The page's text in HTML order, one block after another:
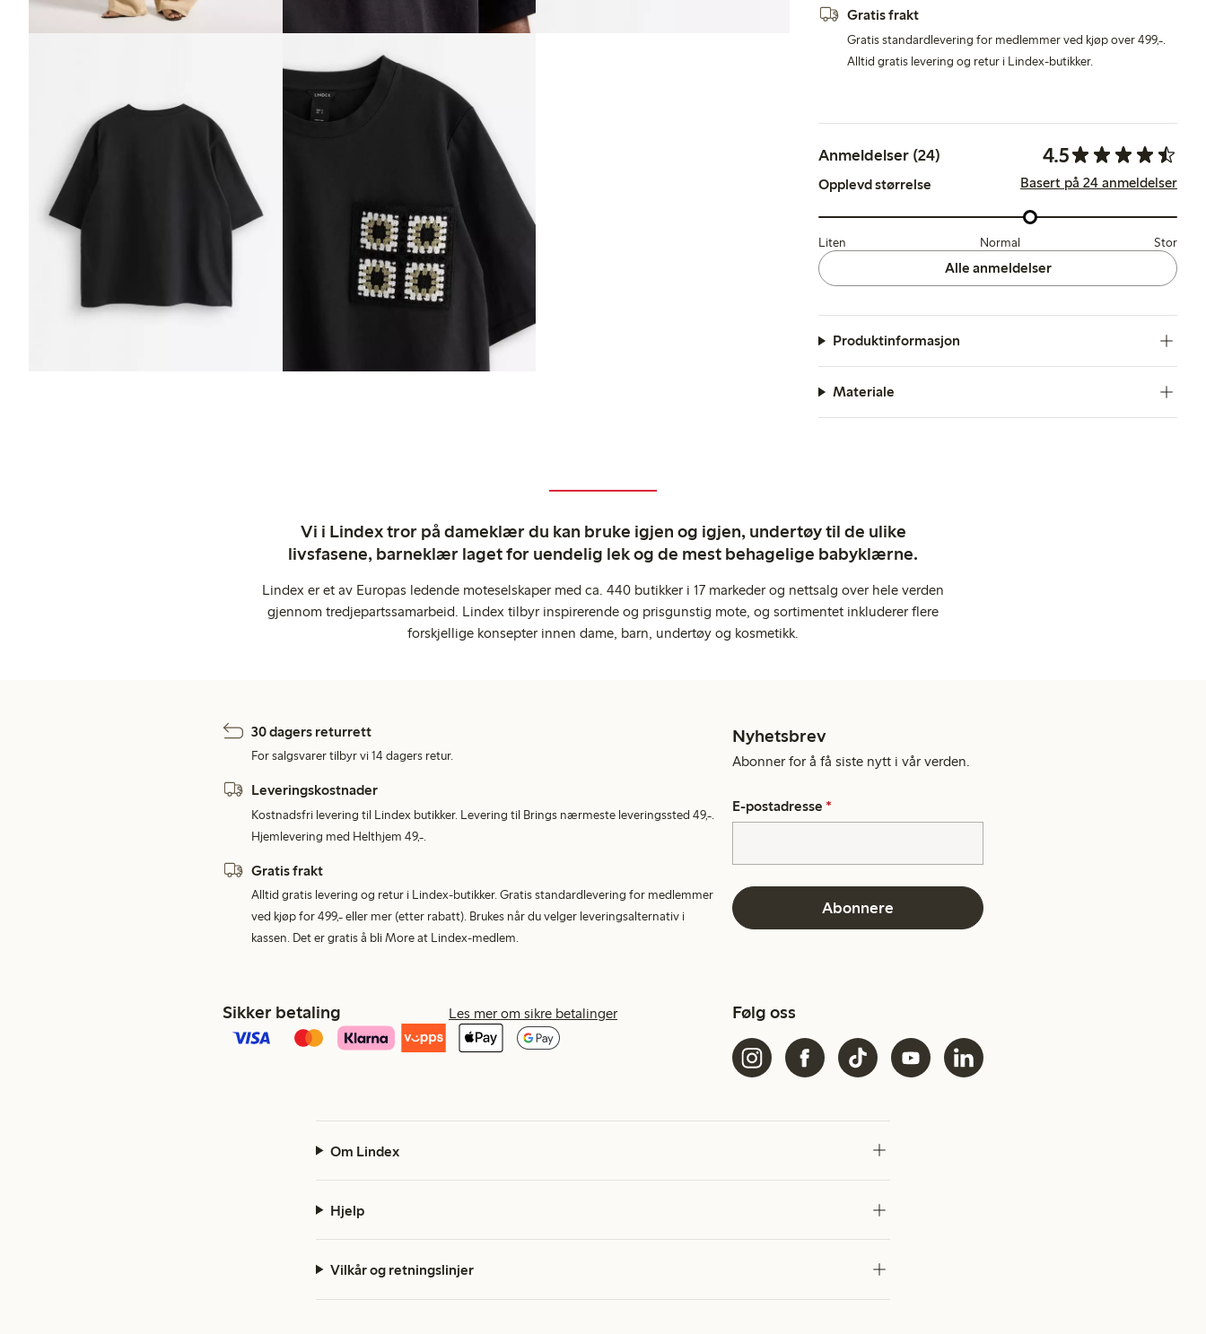
Gratis frakt
Gratis standardlevering for medlemmer ved kjøp over 499,-.
Alltid gratis levering og retur i Lindex-butikker.
Anmeldelser (24) 4.5
Opplevd størrelse Basert på 24 anmeldelser
Liten Normal Stor
Alle anmeldelser
Produktinformasjon
Materiale
Vi i Lindex tror på dameklær du kan bruke igjen og igjen, undertøy til de ulike
livsfasene, barneklær laget for uendelig lek og de mest behagelige babyklærne.
Lindex er et av Europas ledende moteselskaper med ca. 440 butikker i 17 markeder og nettsalg over hele verden
gjennom tredjepartssamarbeid. Lindex tilbyr inspirerende og prisgunstig mote, og sortimentet inkluderer flere
forskjellige konsepter innen dame, barn, undertøy og kosmetikk.
30 dagers returrett
For salgsvarer tilbyr vi 14 dagers retur.
Leveringskostnader
Kostnadsfri levering til Lindex butikker. Levering til Brings nærmeste leveringssted 49,-.
Hjemlevering med Helthjem 49,-.
Gratis frakt
Alltid gratis levering og retur i Lindex-butikker. Gratis standardlevering for medlemmer
ved kjøp for 499,- eller mer (etter rabatt). Brukes når du velger leveringsalternativ i
kassen. Det er gratis å bli More at Lindex-medlem.
Nyhetsbrev
Abonner for å få siste nytt i vår verden.
E-postadresse *
Abonnere
Sikker betaling Les mer om sikre betalinger Følg oss
Om Lindex
Hjelp
Vilkår og retningslinjer